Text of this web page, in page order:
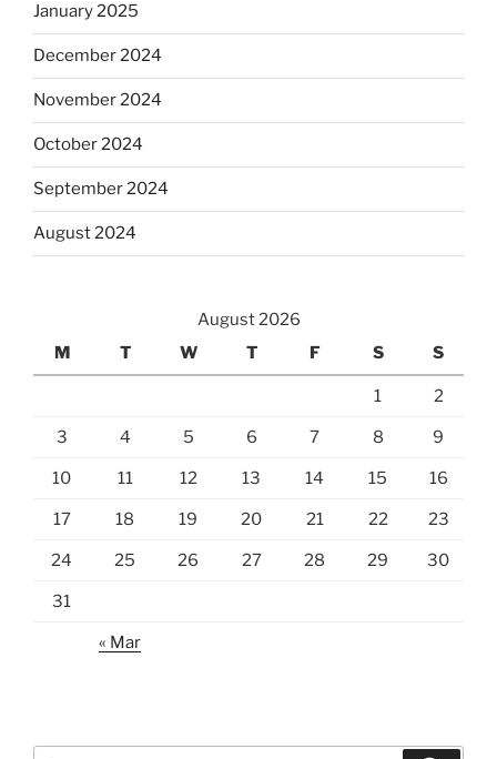
January 2025
December 2024
November 2024
October 2024
September 2024
August 2024
August 2026
M
T W T F S S
1 2
3 4 5 6 7 8 9
10 11 12 13 14 15 16
17 18 19 20 21 22 23
24 25 26 27 28 29 30
31
« Mar